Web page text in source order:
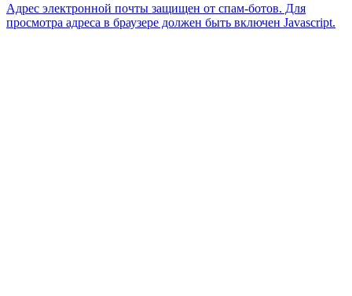
Адрес электронной почты защищен от спам-ботов. Для
просмотра адреса в браузере должен быть включен Javascript.